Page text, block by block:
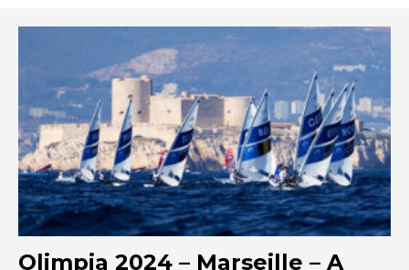
Olimpia 2024 – Marseille – A